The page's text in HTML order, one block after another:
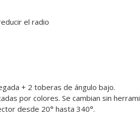
el radio
+ 2 toberas de ángulo bajo.
por colores. Se cambian sin
desde 20° hasta 340°.